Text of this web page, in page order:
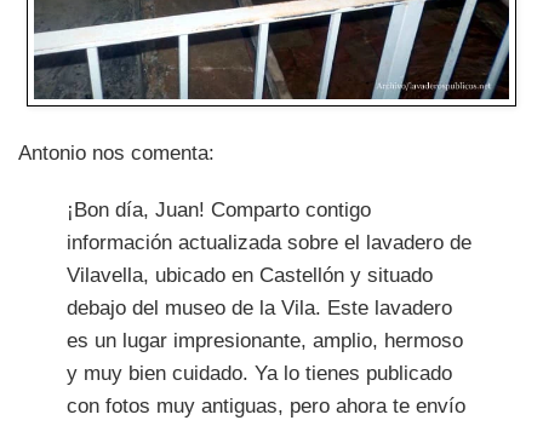
Antonio nos comenta:
¡Bon día, Juan! Comparto contigo
información actualizada sobre el lavadero de
Vilavella, ubicado en Castellón y situado
debajo del museo de la Vila. Este lavadero
es un lugar impresionante, amplio, hermoso
y muy bien cuidado. Ya lo tienes publicado
con fotos muy antiguas, pero ahora te envío